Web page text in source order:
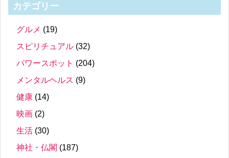
カテゴリー
グルメ (19)
スピリチュアル (32)
パワースポット (204)
メンタルヘルス (9)
健康 (14)
映画 (2)
生活 (30)
神社・仏閣 (187)